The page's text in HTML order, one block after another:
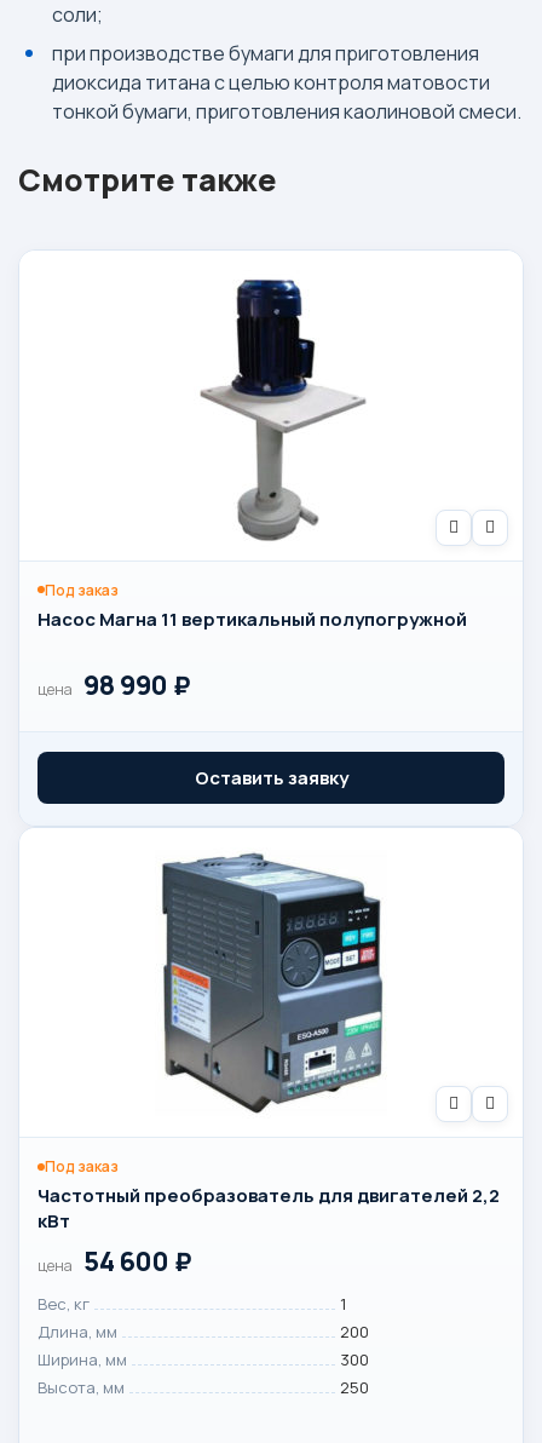
соли;
при производстве бумаги для приготовления
диоксида титана с целью контроля матовости
тонкой бумаги, приготовления каолиновой смеси.
Смотрите также
Под заказ
Насос Магна 11 вертикальный полупогружной
цена 98 990 ₽
Оставить заявку
Под заказ
Частотный преобразователь для двигателей 2,2
кВт
цена 54 600 ₽
Вес, кг
1
Длина, мм
200
Ширина, мм
300
Высота, мм
250